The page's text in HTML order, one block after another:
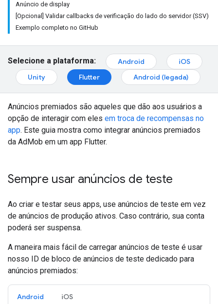
Anúncio de display
[Opcional] Validar callbacks de verificação do lado do servidor (SSV)
Exemplo completo no GitHub
Selecione a plataforma: Android
iOS
Unity
Flutter Android (legada)
Anúncios premiados são aqueles que dão aos usuários a
opção de interagir com eles em troca de recompensas no
app. Este guia mostra como integrar anúncios premiados
da AdMob em um app Flutter.
Sempre usar anúncios de teste
Ao criar e testar seus apps, use anúncios de teste em vez
de anúncios de produção ativos. Caso contrário, sua conta
poderá ser suspensa.
A maneira mais fácil de carregar anúncios de teste é usar
nosso ID de bloco de anúncios de teste dedicado para
anúncios premiados:
Android iOS